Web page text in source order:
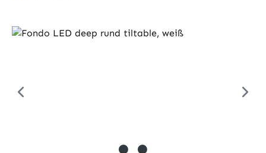
Bildergalerie überspringen